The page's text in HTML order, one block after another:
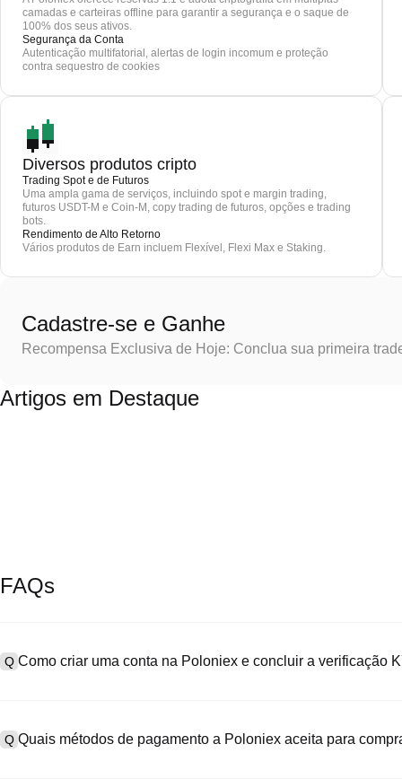
camadas e carteiras offline para garantir a segurança e o saque de
100% dos seus ativos.
Segurança da Conta
Autenticação multifatorial, alertas de login incomum e proteção
contra sequestro de cookies
Diversos produtos cripto
Trading Spot e de Futuros
Uma ampla gama de serviços, incluindo spot e margin trading,
futuros USDT-M e Coin-M, copy trading de futuros, opções e trading
bots.
Rendimento de Alto Retorno
Vários produtos de Earn incluem Flexível, Flexi Max e Staking.
Cadastre-se e Ganhe
Recompensa Exclusiva de Hoje: Conclua sua primeira
Artigos em Destaque
FAQs
Q Como criar uma conta na Poloniex e concluir a verificação
SMS. Após o cadastro, vá em "Configurações" > "Segurança",
Q Quais métodos de pagamento a Poloniex aceita para